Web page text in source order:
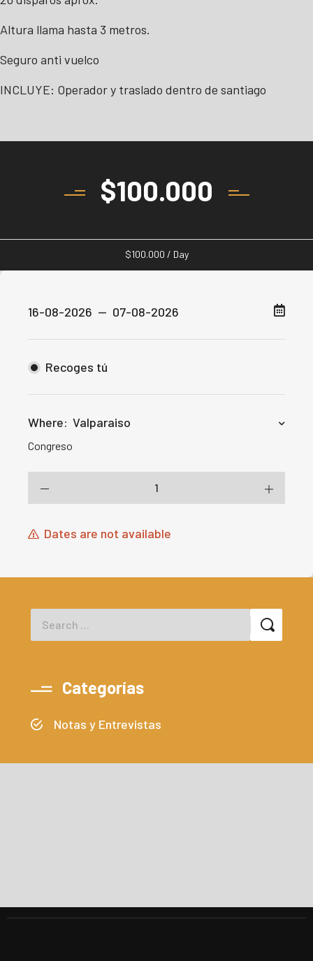
Altura llama hasta 3 metros.
Seguro anti vuelco
INCLUYE: Operador y traslado dentro de santiago
$100.000
$100.000 / Day
Recoges tú
Where: Valparaiso
Congreso
Dates are not available
Categorías
Notas y Entrevistas